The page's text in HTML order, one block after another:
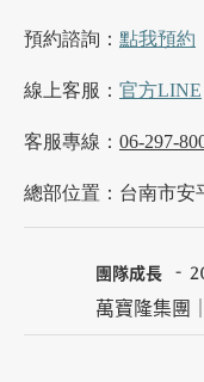
預約諮詢： 點我預約
線上客服： 官方LINE
客服專線： 06-297-
總部位置：台南市安
團隊成長
萬寶隆集團